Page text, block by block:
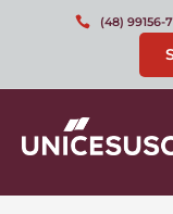
(48) 99156-